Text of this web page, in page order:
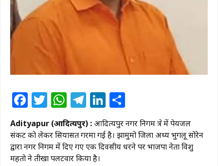
Facebook
Twitter
WhatsApp
Telegram
LinkedIn
Adityapur (आदित्यपुर) : आदित्यपुर नगर निगम क्षेत्र में पेयजल
संकट को लेकर सियासत गरमा गई है। झामुमो जिला अध्यक्ष भुगलू सोरेन
द्वारा नगर निगम में दिए गए एक दिवसीय धरने पर भाजपा नेता विशु
महतो ने तीखा पलटवार किया है।